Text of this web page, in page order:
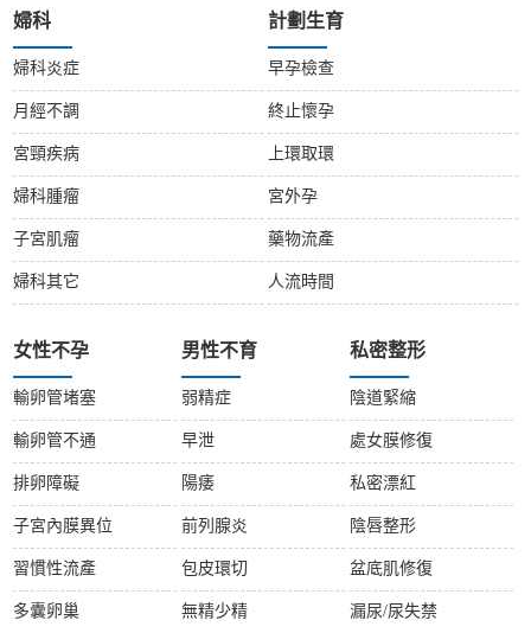
婦科
婦科炎症
月經不調
宮頸疾病
婦科腫瘤
子宮肌瘤
婦科其它
計劃生育
早孕檢查
終止懷孕
上環取環
宮外孕
藥物流產
人流時間
女性不孕
輸卵管堵塞
輸卵管不通
排卵障礙
子宮內膜異位
習慣性流產
多囊卵巢
男性不育
弱精症
早泄
陽痿
前列腺炎
包皮環切
無精少精
私密整形
陰道緊縮
處女膜修復
私密漂紅
陰唇整形
盆底肌修復
漏尿/尿失禁